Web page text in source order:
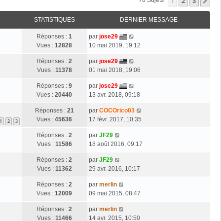
STATISTIQUES DERNIER MESSAGE
Réponses : 1
Vues : 12828
par jose29
10 mai 2019, 19:12
Réponses : 2
Vues : 11378
par jose29
01 mai 2018, 19:06
Réponses : 9
Vues : 20440
par jose29
13 avr. 2018, 09:18
1 2 3
Réponses : 21
Vues : 45636
par COCOrico03
17 févr. 2017, 10:35
Réponses : 2
Vues : 11586
par JF29
18 août 2016, 09:17
Réponses : 2
Vues : 11362
par JF29
29 avr. 2016, 10:17
Réponses : 2
Vues : 12009
par merlin
09 mai 2015, 08:47
Réponses : 2
Vues : 11466
par merlin
14 avr. 2015, 10:50